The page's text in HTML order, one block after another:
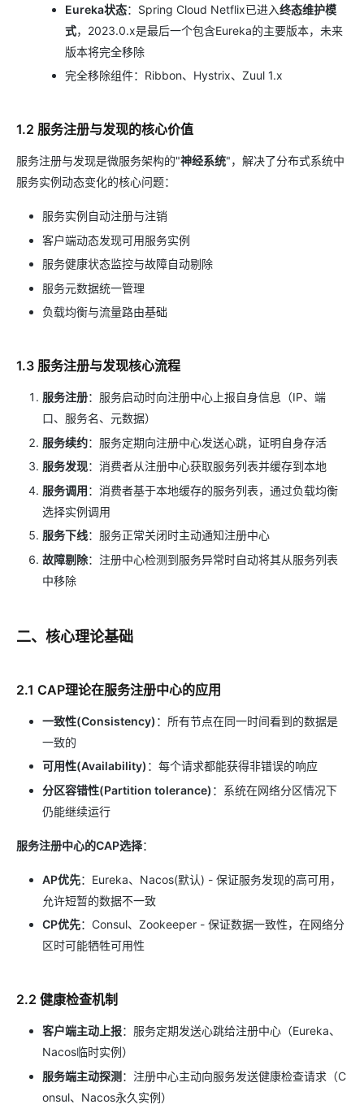
Eureka状态：Spring Cloud Netflix已进入终态维护模
式，2023.0.x是最后一个包含Eureka的主要版本，未来
版本将完全移除
完全移除组件：Ribbon、Hystrix、Zuul 1.x
1.2 服务注册与发现的核心价值
服务注册与发现是微服务架构的"神经系统"，解决了分布式系统中
服务实例动态变化的核心问题：
服务实例自动注册与注销
客户端动态发现可用服务实例
服务健康状态监控与故障自动剔除
服务元数据统一管理
负载均衡与流量路由基础
1.3 服务注册与发现核心流程
服务注册：服务启动时向注册中心上报自身信息（IP、端
口、服务名、元数据）
服务续约：服务定期向注册中心发送心跳，证明自身存活
服务发现：消费者从注册中心获取服务列表并缓存到本地
服务调用：消费者基于本地缓存的服务列表，通过负载均衡
选择实例调用
服务下线：服务正常关闭时主动通知注册中心
故障剔除：注册中心检测到服务异常时自动将其从服务列表
中移除
二、核心理论基础
2.1 CAP理论在服务注册中心的应用
一致性(Consistency) ：所有节点在同一时间看到的数据是
一致的
可用性(Availability) ：每个请求都能获得非错误的响应
分区容错性(Partition tolerance) ：系统在网络分区情况下
仍能继续运行
服务注册中心的CAP选择：
AP优先：Eureka、Nacos(默认) - 保证服务发现的高可用，
允许短暂的数据不一致
CP优先：Consul、Zookeeper - 保证数据一致性，在网络分
区时可能牺牲可用性
2.2 健康检查机制
客户端主动上报：服务定期发送心跳给注册中心（Eureka、
Nacos临时实例）
服务端主动探测 ：注册中心主动向服务发送健康检查请求（C
onsul、Nacos永久实例）